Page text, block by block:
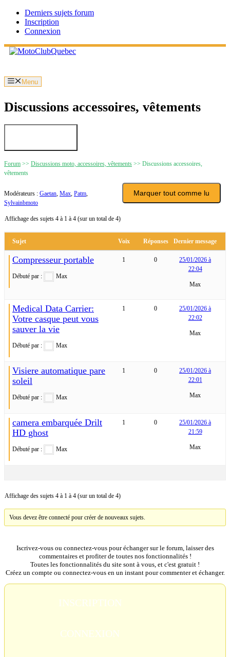
Aller
contenu
Derniers sujets forum
Inscription
Connexion
Menu
Discussions accessoires, vêtements
Forum >> Discussions moto, accessoires, vêtements >> Discussions accessoires,
vêtements
Modérateurs : Gaetan Max Patm
Sylvainbmoto
Affichage des sujets 4 à 1 à 4 (sur un total de 4)
Sujet Voix Réponses Dernier message
Compresseur portable
Débuté par : Max
1 0
25/01/2026 à
22:04
Max
Medical Data Carrier:
Votre casque peut vous
sauver la vie
Débuté par : Max
1 0
25/01/2026 à
22:02
Max
Visiere automatique pare
soleil
Débuté par : Max
1 0
25/01/2026 à
22:01
Max
camera embarquée Drilt
HD ghost
Débuté par : Max
1 0
25/01/2026 à
21:59
Max
Affichage des sujets 4 à 1 à 4 (sur un total de 4)
Vous devez être connecté pour créer de nouveaux sujets.
Iscrivez-vous ou connectez-vous pour échanger sur le forum, laisser des
commentaires et profiter de toutes nos fonctionnalités !
Toutes les fonctionnalités du site sont à vous, et c'est gratuit !
Créez un compte ou connectez-vous en un instant pour commenter et échanger.
INSCRIPTION
CONNEXION